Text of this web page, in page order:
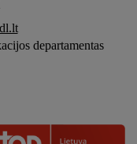
departamentas